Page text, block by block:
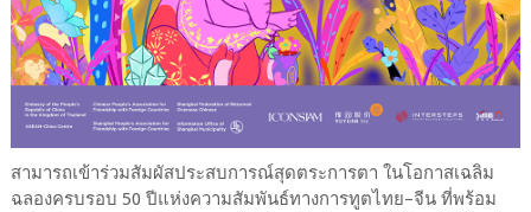
สามารถเข้าร่วมสัมผัสประสบการณ์สุดตระการตา ในโอกาสเฉลิม
ฉลองครบรอบ 50 ปีแห่งความสัมพันธ์ทางการทูตไทย–จีน ที่พร้อม